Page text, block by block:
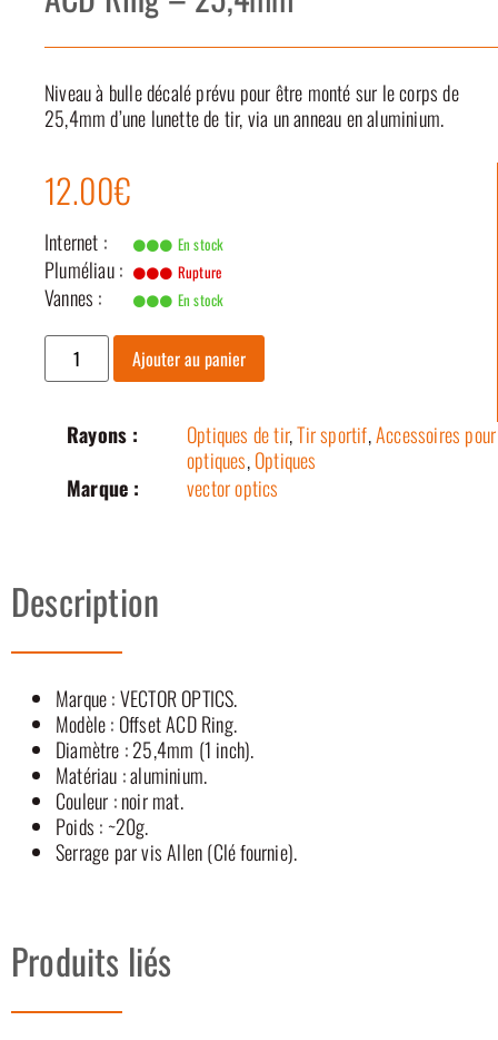
Niveau à bulle décalé prévu pour être monté sur le corps de
25,4mm d’une lunette de tir, via un anneau en aluminium.
12.00€
Internet : En stock
Pluméliau : Rupture
Vannes : En stock
Ajouter au panier
Rayons : Optiques de tir,Tir sportif,Accessoires pour
optiques,Optiques
Marque :
vector optics
Description
Marque : VECTOR OPTICS.
Modèle : Offset ACD Ring.
Diamètre : 25,4mm (1 inch).
Matériau : aluminium.
Couleur : noir mat.
Poids : ~20g.
Serrage par vis Allen (Clé fournie).
Produits liés